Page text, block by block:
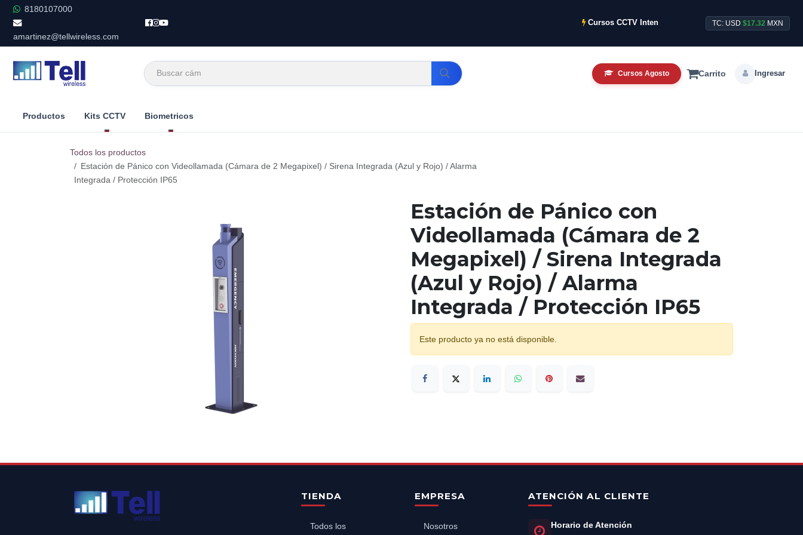
Ir al contenido
8180107000
amartinez@tellwireless.com
Cursos CCTV Intensivos de Agosto ya disponibles.
TC: USD$17.32 MXN
Cursos Agosto Carrito Ingresar
Productos Kits CCTV Biometricos
Todos los productos
Estación de Pánico con Videollamada (Cámara de 2 Megapixel) / Sirena Integrada (Azul y Rojo) / Alarma
Integrada / Protección IP65
Estación de Pánico con
Videollamada (Cámara de 2
Megapixel) / Sirena Integrada
(Azul y Rojo) / Alarma
Integrada / Protección IP65
Este producto ya no está disponible.
TIENDA
Todos los
EMPRESA
Nosotros
ATENCIÓN AL CLIENTE
Horario de Atención